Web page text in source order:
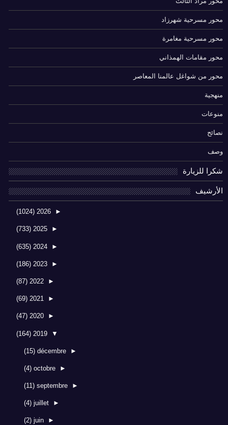
محور مسرحية شهرزاد
محور مسرحية مغامرة
محور مقامات الهمذاني
محور من شواغل عالمنا المعاصر
منهجية
منوعات
نصائح
وصف
شكرا للزيارة
الأرشيف
►
2026
(1024)
►
2025
(733)
►
2024
(635)
►
2023
(186)
►
2022
(87)
►
2021
(69)
►
2020
(47)
▼
2019
(164)
►
décembre
(15)
►
octobre
(4)
►
septembre
(11)
►
juillet
(4)
►
juin
(2)